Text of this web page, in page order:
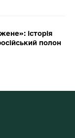
історія
полон